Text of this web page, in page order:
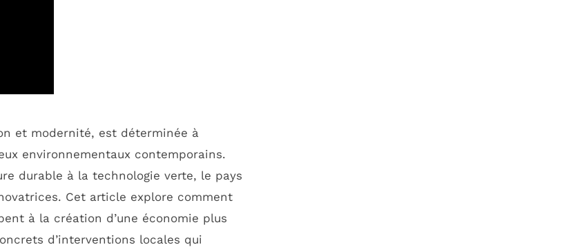
et modernité, est déterminée à
environnementaux contemporains.
durable à la technologie verte, le pays
Cet article explore comment
à la création d’une économie plus
d’interventions locales qui